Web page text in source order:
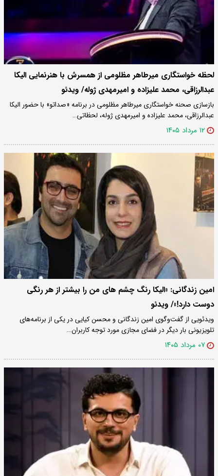
لحظه خواستگاری میرطاهر مظلومی از همسرش با هنرنمایی الیکا
عبدالرزاقی، محمد علیزاده و امیرمهدی ژوله/ ویدئو
بازسازی صحنه خواستگاری میرطاهر مظلومی در برنامه «صداتو» با حضور الیکا
عبدالرزاقی، محمد علیزاده و امیرمهدی ژوله، لحظاتی…
۱۲ مرداد ۱۴۰۵
امین زندگانی: «الیکا رنگ چشم های من را بیشتر از هر رنگی
دوست دارد!»/ ویدئو
ویدئویی از گفت‌وگوی امین زندگانی و محسن کیایی در یکی از برنامه‌های
تلویزیونی بار دیگر در فضای مجازی مورد توجه کاربران…
۰۷ مرداد ۱۴۰۵